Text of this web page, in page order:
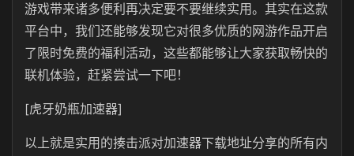
游戏带来诸多便利再决定要不要继续实用。其实在这款
平台中，我们还能够发现它对很多优质的网游作品开启
了限时免费的福利活动，这些都能够让大家获取畅快的
联机体验，赶紧尝试一下吧！
[虎牙奶瓶加速器]
以上就是实用的揍击派对加速器下载地址分享的所有内